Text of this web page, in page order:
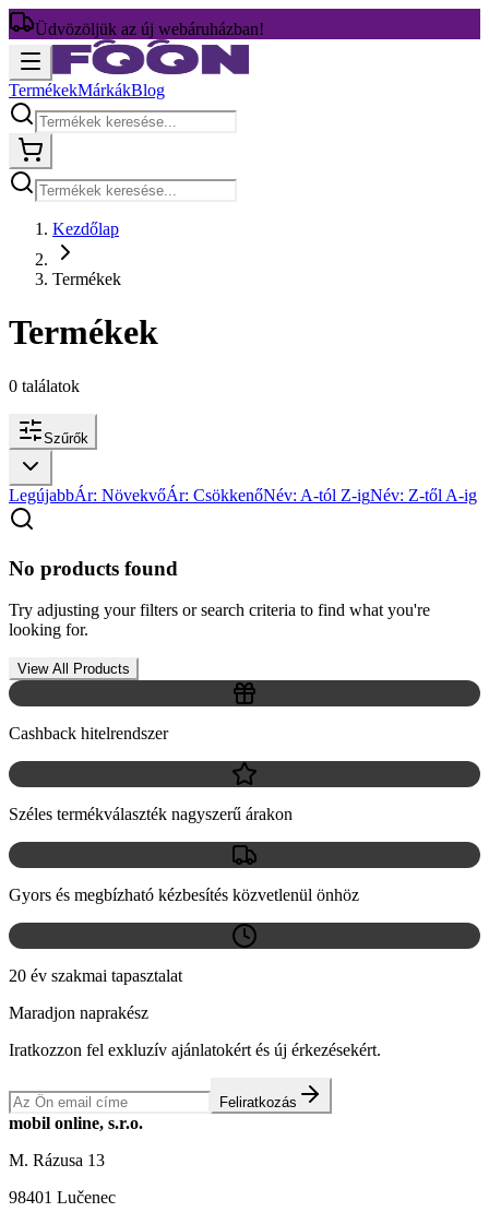
Üdvözöljük az új webáruházban!
TermékekMárkákBlog
Kezdőlap
Termékek
Termékek
0 találatok
Szűrők
LegújabbÁr: NövekvőÁr: CsökkenőNév: A-tól Z-igNév: Z-től A-ig
No products found
Try adjusting your filters or search criteria to find what you're
looking for.
View All Products
Cashback hitelrendszer
Széles termékválaszték nagyszerű árakon
Gyors és megbízható kézbesítés közvetlenül önhöz
20 év szakmai tapasztalat
Maradjon naprakész
Iratkozzon fel exkluzív ajánlatokért és új érkezésekért.
Feliratkozás
mobil online, s.r.o.
M. Rázusa 13
98401 Lučenec